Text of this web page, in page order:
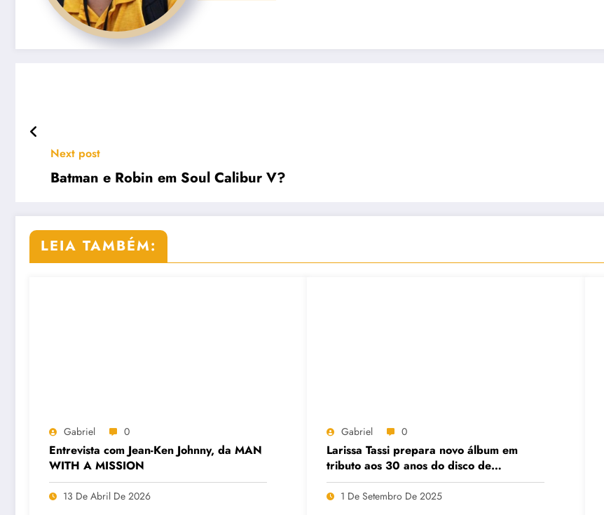
Next post
Batman e Robin em Soul Calibur V?
LEIA TAMBÉM:
Gabriel 0
Entrevista com Jean-Ken Johnny, da MAN
WITH A MISSION
13 De Abril De 2026
Gabriel 0
Larissa Tassi prepara novo álbum em
tributo aos 30 anos do disco de
“Cavaleiros do Zodíaco”
1 De Setembro De 2025